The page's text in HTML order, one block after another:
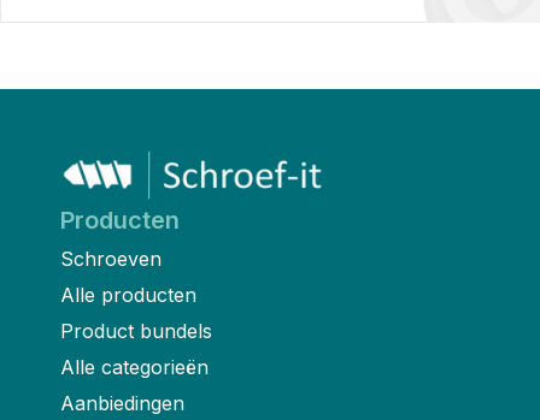
Producten
Schroeven
Alle producten
Product bundels
Alle categorieën
Aanbiedingen